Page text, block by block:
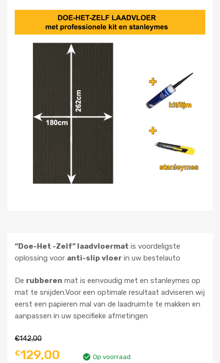
“Doe-Het -Zelf” laadvloermat is voordeligste
oplossing voor anti-slip vloer in uw bestelauto
De rubberen mat is eenvoudig met en stanleymes op
mat te snijden.Voor een optimale resultaat adviseren wij
eerst een papieren mal van de laadruimte te makken en
aanpassen in uw specifieke afmetingen
€142,00
€129,00 Op voorraad